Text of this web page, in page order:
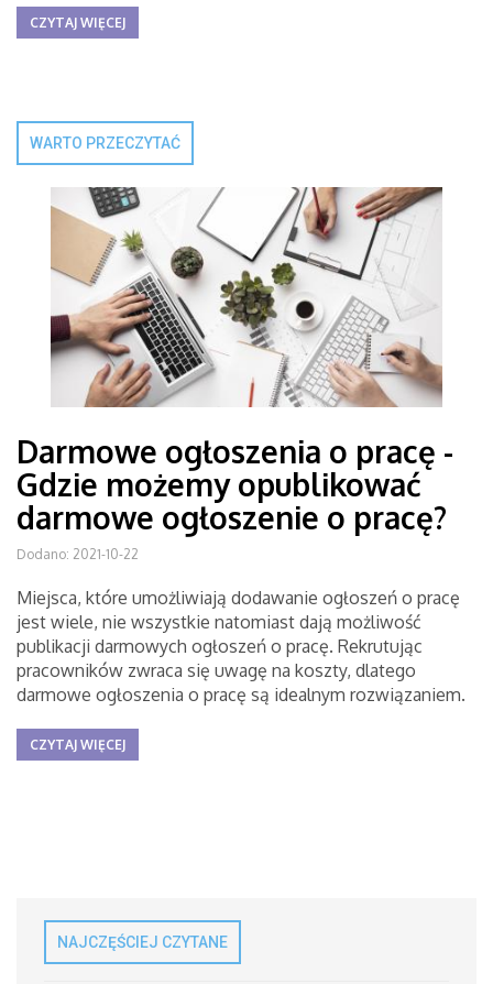
CZYTAJ WIĘCEJ
WARTO PRZECZYTAĆ
Darmowe ogłoszenia o pracę -
Gdzie możemy opublikować
darmowe ogłoszenie o pracę?
Dodano: 2021-10-22
Miejsca, które umożliwiają dodawanie ogłoszeń o pracę
jest wiele, nie wszystkie natomiast dają możliwość
publikacji darmowych ogłoszeń o pracę. Rekrutując
pracowników zwraca się uwagę na koszty, dlatego
darmowe ogłoszenia o pracę są idealnym rozwiązaniem.
CZYTAJ WIĘCEJ
NAJCZĘŚCIEJ CZYTANE